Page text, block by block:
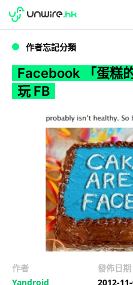
WWDC 2026
作者忘記分類
Facebook 「蛋糕
玩 FB
作者
Yandroid
發佈日期
2012-